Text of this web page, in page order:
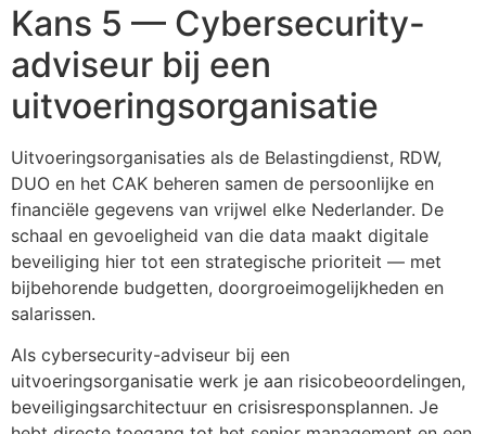
Kans 5 — Cybersecurity-
adviseur bij een
uitvoeringsorganisatie
Uitvoeringsorganisaties als de Belastingdienst, RDW,
DUO en het CAK beheren samen de persoonlijke en
financiële gegevens van vrijwel elke Nederlander. De
schaal en gevoeligheid van die data maakt digitale
beveiliging hier tot een strategische prioriteit — met
bijbehorende budgetten, doorgroeimogelijkheden en
salarissen.
Als cybersecurity-adviseur bij een
uitvoeringsorganisatie werk je aan risicobeoordelingen,
beveiligingsarchitectuur en crisisresponsplannen. Je